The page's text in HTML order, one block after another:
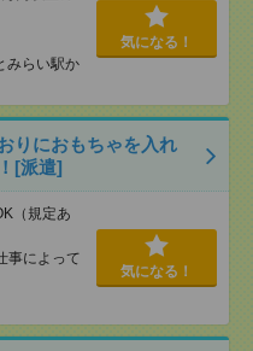
みらい駅か
気になる！
りにおもちゃを入れ
[派遣]
（規定あ
事によって
気になる！